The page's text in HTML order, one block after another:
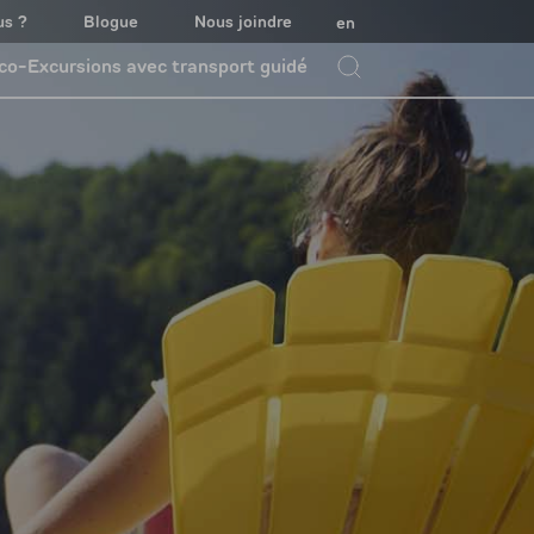
? Blogue Nous joindre en
Excursions avec transport guidé